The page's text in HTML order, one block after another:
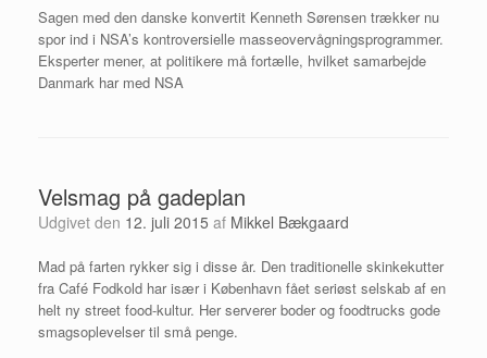
Sagen med den danske konvertit Kenneth Sørensen trækker nu
spor ind i NSA’s kontroversielle masseovervågningsprogrammer.
Eksperter mener, at politikere må fortælle, hvilket samarbejde
Danmark har med NSA
Velsmag på gadeplan
Udgivet den 12. juli 2015 af Mikkel Bækgaard
Mad på farten rykker sig i disse år. Den traditionelle skinkekutter
fra Café Fodkold har især i København fået seriøst selskab af en
helt ny street food-kultur. Her serverer boder og foodtrucks gode
smagsoplevelser til små penge.